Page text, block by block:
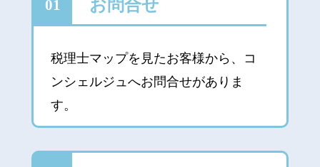
01 お問合せ
税理士マップを見たお客様から、コ
ンシェルジュへお問合せがありま
す。